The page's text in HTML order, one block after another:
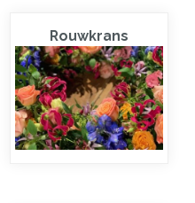
Rouwkrans